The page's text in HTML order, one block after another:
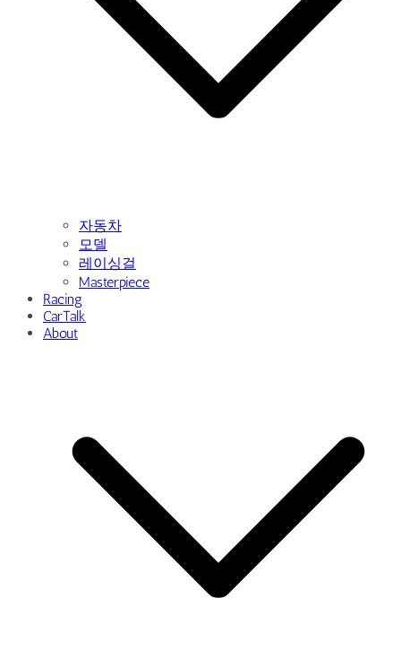
자동차
모델
레이싱걸
Masterpiece
Racing
CarTalk
About